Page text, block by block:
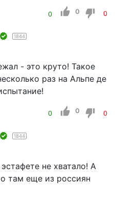
0 0 0
1844
- это круто! Такое
раз на Альпе де
0 0 0
1844
не хватало! А
там еще из россиян